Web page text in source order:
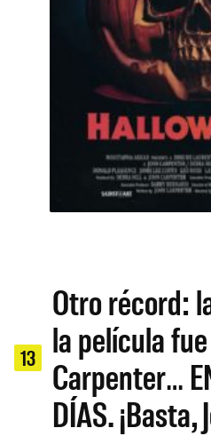
13
Otro récord:
la película
Carpenter…
DÍAS. ¡Basta,